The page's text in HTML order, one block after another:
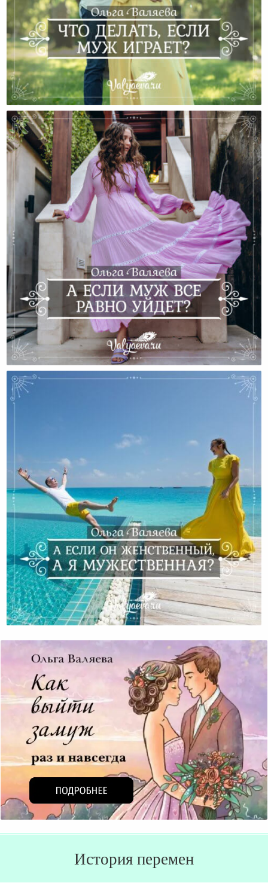
Что Делать, Если Муж Играет?
А Если Муж Все Равно Уйдет?
А Если Он Женственный, А Я Мужественная?
История перемен